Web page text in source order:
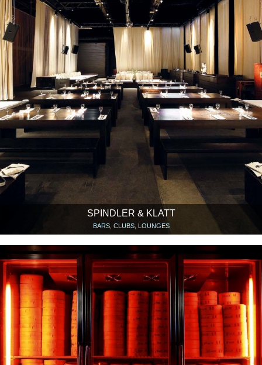
SPINDLER & KLATT
BARS, CLUBS, LOUNGES